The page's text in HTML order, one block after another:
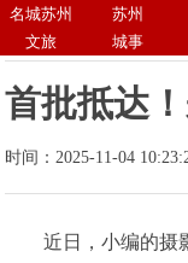
名城苏州 苏州
文旅
城事
首批抵达
时间：2025-11-04
近日，小编的摄影